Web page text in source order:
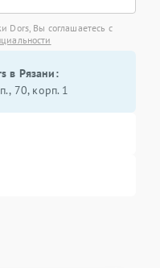
Dors, Вы соглашаетесь с
в Рязани:
70, корп. 1